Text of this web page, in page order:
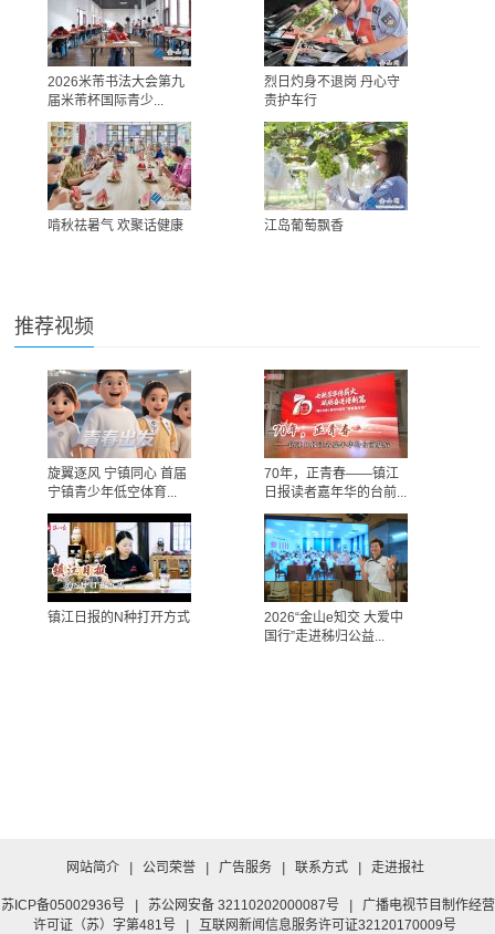
2026米芾书法大会第九
届米芾杯国际青少...
烈日灼身不退岗 丹心守
责护车行
啃秋祛暑气 欢聚话健康 江岛葡萄飘香
推荐视频
旋翼逐风 宁镇同心 首届
宁镇青少年低空体育...
70年，正青春——镇江
日报读者嘉年华的台前...
镇江日报的N种打开方式
2026“金山e知交 大爱中
国行”走进秭归公益...
网站简介 | 公司荣誉 | 广告服务 | 联系方式 | 走进报社
苏ICP备05002936号 | 苏公网安备 32110202000087号 |
广播电视节目制作经营
许可证（苏）字第481号
| 互联网新闻信息服务许可证32120170009号